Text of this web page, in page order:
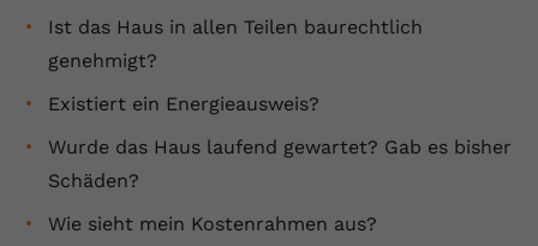
Ist das Haus in allen Teilen baurechtlich
genehmigt?
Existiert ein Energieausweis?
Wurde das Haus laufend gewartet? Gab es bisher
Schäden?
Wie sieht mein Kostenrahmen aus?